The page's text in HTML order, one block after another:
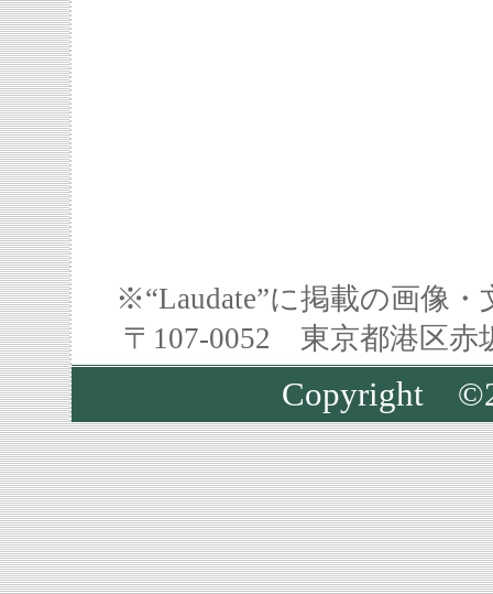
※“Laudate”に掲載の画像
〒107-0052 東京都港区
Copyright